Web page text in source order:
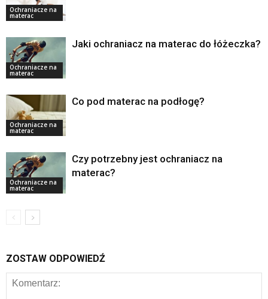
Ochraniacze na
materac
Ochraniacze na
materac
Jaki ochraniacz na materac do łóżeczka?
Ochraniacze na
materac
Co pod materac na podłogę?
Ochraniacze na
materac
Czy potrzebny jest ochraniacz na
materac?
ZOSTAW ODPOWIEDŹ